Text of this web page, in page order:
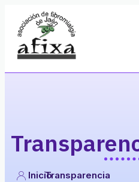
InicioTransparencia